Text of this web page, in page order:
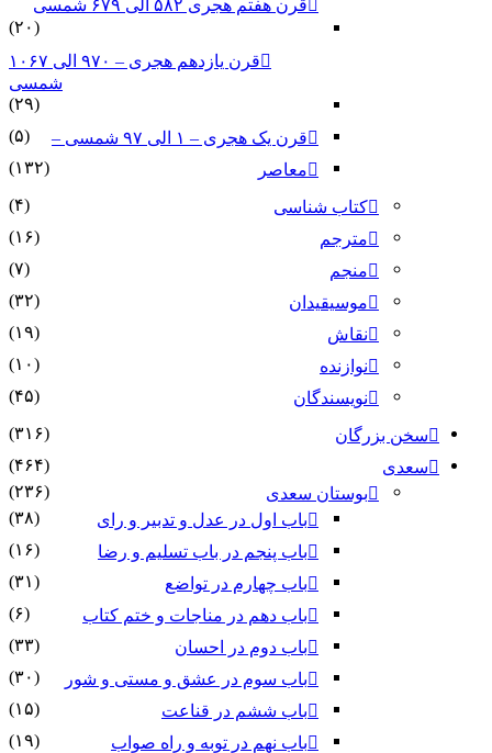
قرن هفتم هجری ۵۸۲ الی ۶۷۹ شمسی
(۲۰)
قرن یازدهم هجری – ۹۷۰ الی ۱۰۶۷
شمسی
(۲۹)
قرن یک هجری – ۱ الی ۹۷ شمسی –
(۵)
معاصر
(۱۳۲)
کتاب شناسی
(۴)
مترجم
(۱۶)
منجم
(۷)
موسیقیدان
(۳۲)
نقاش
(۱۹)
نوازنده
(۱۰)
نویسندگان
(۴۵)
سخن بزرگان
(۳۱۶)
سعدی
(۴۶۴)
بوستان سعدی
(۲۳۶)
باب اول در عدل و تدبیر و رای
(۳۸)
باب پنجم در باب تسلیم و رضا
(۱۶)
باب چهارم در تواضع
(۳۱)
باب دهم در مناجات و ختم کتاب
(۶)
باب دوم در احسان
(۳۳)
باب سوم در عشق و مستی و شور
(۳۰)
باب ششم در قناعت
(۱۵)
باب نهم در توبه و راه صواب
(۱۹)